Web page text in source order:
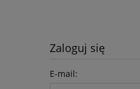
Zaloguj się
E-mail: